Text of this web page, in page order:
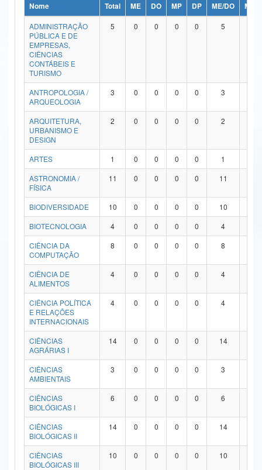
Ministério da Ciência, Tecnologia, Inovações e Comunicações
Ministério do Meio Ambiente
Ministério do Turismo
Ministério do Desenvolvimento Regional
Controladoria-Geral da União
Ministério da Mulher, da Família e dos Direitos Humanos
Secretaria de Governo
Advocacia-Geral da União
Banco Central do Brasil
Nome Total ME DO MP DP ME/DO
MP/
ADMINISTRAÇÃO
PÚBLICA E DE
EMPRESAS,
CIÊNCIAS
CONTÁBEIS E
TURISMO
5 0 0 0 0 5
ANTROPOLOGIA /
ARQUEOLOGIA
3 0 0 0 0 3
ARQUITETURA,
URBANISMO E
DESIGN
2 0 0 0 0 2
ARTES 1 0 0 0 0 1
ASTRONOMIA /
FÍSICA
11 0 0 0 0 11
BIODIVERSIDADE 10 0 0 0 0 10
BIOTECNOLOGIA
4 0 0 0 0 4
CIÊNCIA DA
COMPUTAÇÃO
8 0 0 0 0 8
CIÊNCIA DE
ALIMENTOS
4 0 0 0 0 4
CIÊNCIA POLÍTICA
E RELAÇÕES
INTERNACIONAIS
4 0 0 0 0 4
CIÊNCIAS
AGRÁRIAS I
14 0 0 0 0 14
CIÊNCIAS
AMBIENTAIS
3 0 0 0 0 3
CIÊNCIAS
BIOLÓGICAS I
6 0 0 0 0 6
CIÊNCIAS
BIOLÓGICAS II
14 0 0 0 0 14
CIÊNCIAS
BIOLÓGICAS III
10 0 0 0 0 10